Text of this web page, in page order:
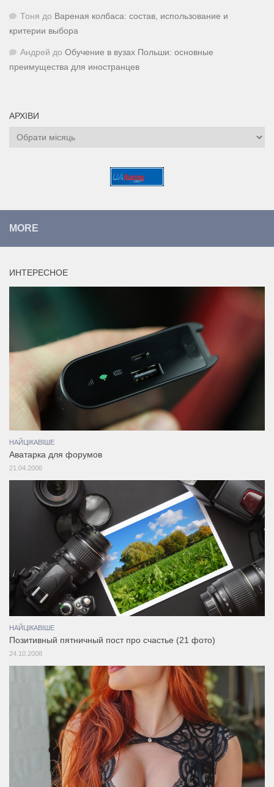
Тоня до Вареная колбаса: состав, использование и
критерии выбора
Андрей до Обучение в вузах Польши: основные
преимущества для иностранцев
АРХІВИ
Архіви
MORE
ИНТЕРЕСНОЕ
НАЙЦІКАВІШЕ
Аватарка для форумов
21.04.2006
НАЙЦІКАВІШЕ
Позитивный пятничный пост про счастье (21 фото)
24.10.2008